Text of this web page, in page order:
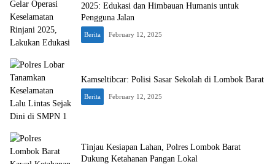
2025: Edukasi dan Himbauan Humanis untuk
Pengguna Jalan
Berita February 12, 2025
Kamseltibcar: Polisi Sasar Sekolah di Lombok Barat
Berita February 12, 2025
Tinjau Kesiapan Lahan, Polres Lombok Barat
Dukung Ketahanan Pangan Lokal